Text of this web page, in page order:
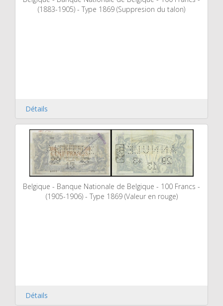
(1883-1905) - Type 1869 (Suppresion du talon)
Détails
Belgique - Banque Nationale de Belgique - 100 Francs -
(1905-1906) - Type 1869 (Valeur en rouge)
Détails